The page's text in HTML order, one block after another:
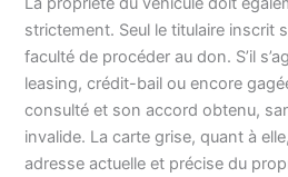
strictement. Seul le titulaire inscrit
faculté de procéder au don. S’il
leasing, crédit-bail ou encore
consulté et son accord obtenu,
invalide. La carte grise, quant à
adresse actuelle et précise du